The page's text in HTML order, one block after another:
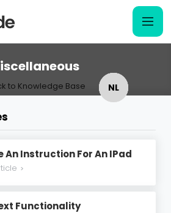
NL
NL
to Knowledge Base
An Instruction For An IPad
>
Functionality